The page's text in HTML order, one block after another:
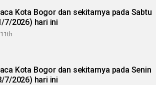
Kota Bogor dan sekitarnya pada Sabtu
7/2026) hari ini
Kota Bogor dan sekitarnya pada Senin
7/2026) hari ini